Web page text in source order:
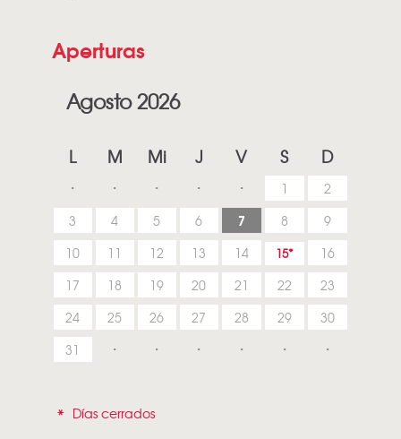
Aperturas
Agosto 2026
L M Mi J V S D
1
2
3
4 5 6 7 8
9
10
11 12 13 14 15
16
17
18 19 20 21 22
23
24
25 26 27 28 29
30
31
* Días cerrados